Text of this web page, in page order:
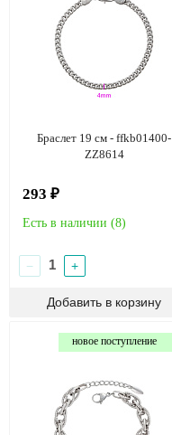
Браслет 19 см - ffkb01400-
ZZ8614
293 ₽
Есть в наличии (8)
− +
новое поступление